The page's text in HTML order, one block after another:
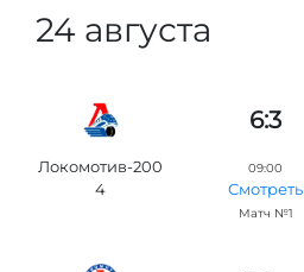
24 августа
6:3
Локомотив-200
4
09:00
Смотреть
Матч №1